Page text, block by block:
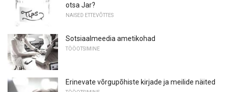
otsa Jar?
NAISED ETTEVÕTTES
Sotsiaalmeedia ametikohad
TÖÖOTSIMINE
Erinevate võrgupõhiste kirjade ja meilide näited